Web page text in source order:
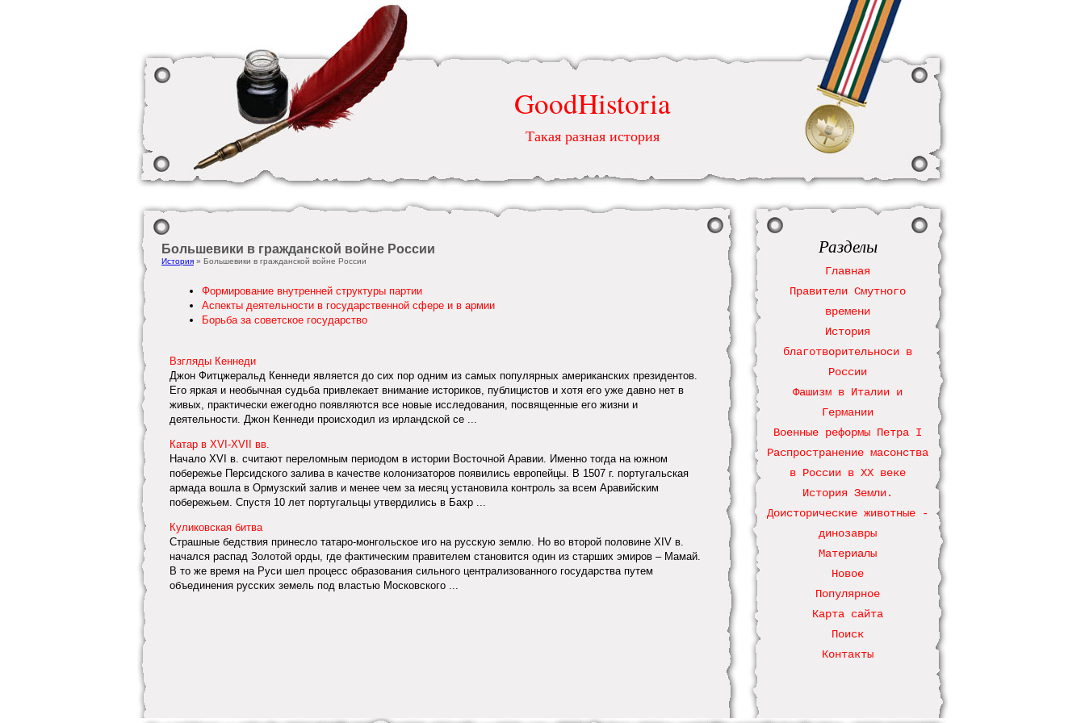
GoodHistoria
Такая разная история
Большевики в гражданской войне России
История » Большевики в гражданской войне России
Формирование внутренней структуры партии
Аспекты деятельности в государственной сфере и в армии
Борьба за советское государство
Взгляды Кеннеди
Джон Фитцжеральд Кеннеди является до сих пор одним из самых популярных американских президентов.
Его яркая и необычная судьба привлекает внимание историков, публицистов и хотя его уже давно нет в
живых, практически ежегодно появляются все новые исследования, посвященные его жизни и
деятельности. Джон Кеннеди происходил из ирландской се ...
Катар в XVI-XVII вв.
Начало XVI в. считают переломным периодом в истории Восточной Аравии. Именно тогда на южном
побережье Персидского залива в качестве колонизаторов появились европейцы. В 1507 г. португальская
армада вошла в Ормузский залив и менее чем за месяц установила контроль за всем Аравийским
побережьем. Спустя 10 лет португальцы утвердились в Бахр ...
Куликовская битва
Страшные бедствия принесло татаро-монгольское иго на русскую землю. Но во второй половине XIV в.
начался распад Золотой орды, где фактическим правителем становится один из старших эмиров – Мамай.
В то же время на Руси шел процесс образования сильного централизованного государства путем
объединения русских земель под властью Московского ...
Разделы
Главная
Правители Смутного
времени
История
благотворительноси в
России
Фашизм в Италии и
Германии
Военные реформы Петра І
Распространение масонства
в России в ХХ веке
История Земли.
Доисторические животные -
динозавры
Материалы
Новое
Популярное
Карта сайта
Поиск
Контакты